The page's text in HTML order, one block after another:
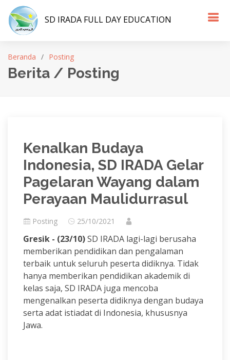
SD IRADA FULL DAY EDUCATION
Beranda Posting
Berita / Posting
Kenalkan Budaya
Indonesia, SD IRADA Gelar
Pagelaran Wayang dalam
Perayaan Maulidurrasul
Posting 25/10/2021
Gresik - (23/10)SD IRADA lagi-lagi berusaha
memberikan pendidikan dan pengalaman
terbaik untuk seluruh peserta didiknya. Tidak
hanya memberikan pendidikan akademik di
kelas saja, SD IRADA juga mencoba
mengenalkan peserta didiknya dengan budaya
serta adat istiadat di Indonesia, khususnya
Jawa.